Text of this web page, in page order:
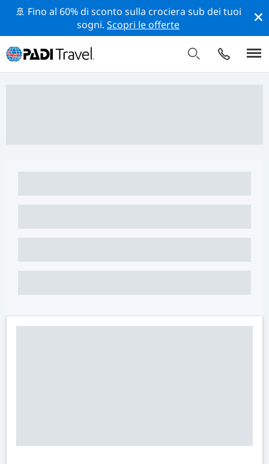
🚢 Fino al 60% di sconto sulla crociera sub dei tuoi
sogni.Scopri le offerte